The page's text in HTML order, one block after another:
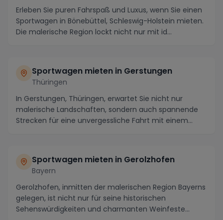
Erleben Sie puren Fahrspaß und Luxus, wenn Sie einen
Sportwagen in Bönebüttel, Schleswig-Holstein mieten.
Die malerische Region lockt nicht nur mit id...
Sportwagen mieten in Gerstungen
Thüringen
In Gerstungen, Thüringen, erwartet Sie nicht nur
malerische Landschaften, sondern auch spannende
Strecken für eine unvergessliche Fahrt mit einem
Sportwagen mieten in Gerolzhofen
Bayern
Gerolzhofen, inmitten der malerischen Region Bayerns
gelegen, ist nicht nur für seine historischen
Sehenswürdigkeiten und charmanten Weinfeste